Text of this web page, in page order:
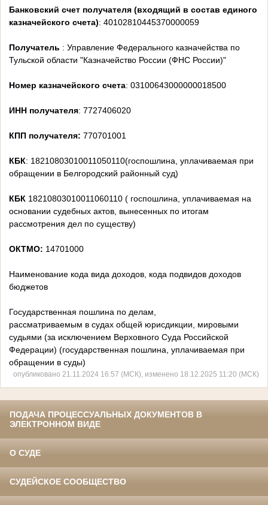
Банковский счет получателя (входящий в состав единого
казначейского счета): 40102810445370000059
Получатель : Управление Федерального казначейства по
Тульской области "Казначейство России (ФНС России)"
Номер казначейского счета: 03100643000000018500
ИНН получателя: 7727406020
КПП получателя: 770701001
КБК: 18210803010011050110(госпошлина, уплачиваемая при
обращении в Белгородский районный суд)
КБК 18210803010011060110 ( госпошлина, уплачиваемая на
основании судебных актов, вынесенных по итогам
рассмотрения дел по существу)
ОКТМО: 14701000
Наименование кода вида доходов, кода подвидов доходов
бюджетов
Государственная пошлина по делам,
рассматриваемым в судах общей юрисдикции, мировыми
судьями (за исключением Верховного Суда Российской
Федерации) (государственная пошлина, уплачиваемая при
обращении в суды)
опубликовано 21.11.2024 16:57 (МСК), изменено 18.12.2025 11:20 (МСК)
ПОДАЧА ПРОЦЕССУАЛЬНЫХ ДОКУМЕНТОВ В
ЭЛЕКТРОННОМ ВИДЕ
О СУДЕ
СУДЕЙСКОЕ СООБЩЕСТВО